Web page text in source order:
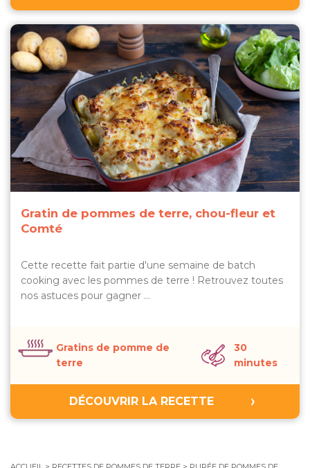
Gratin de pommes de terre, chou-fleur et
Comté
Cette recette fait partie d'une semaine de batch
cooking avec les pommes de terre ! Retrouvez toutes
nos astuces pour gagner …
Gratins de pomme de
terre
30
minutes
DÉCOUVRIR LA RECETTE